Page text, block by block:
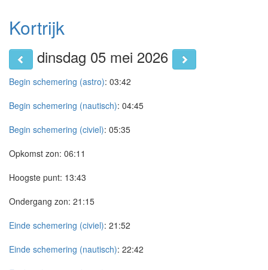
Kortrijk
dinsdag 05 mei 2026
Begin schemering (astro): 03:42
Begin schemering (nautisch): 04:45
Begin schemering (civiel): 05:35
Opkomst zon: 06:11
Hoogste punt: 13:43
Ondergang zon: 21:15
Einde schemering (civiel): 21:52
Einde schemering (nautisch): 22:42